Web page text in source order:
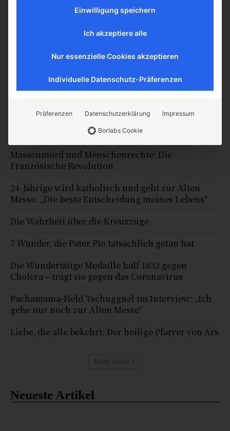
Neueste Artikel
Mythos Hexenverbrennungen: Fünf Irrtümer, die
Sie beachten sollten!
Massenmord und Menschenrechte: Die
Französische Revolution
24-Jährige wird katholisch und geht zur Alten
Messe: „Die beste Entscheidung meines Lebens“
Die Wahrheit über die Kreuzzüge
7 Wunder, die Pater Pio tatsächlich getan hat
Die Wundertätige Medaille half 1832 gegen
Cholera – tragt sie gegen das Coronavirus
Pachamama-Held Tschugguel im Interview: „Ich
gehe nur noch zur Alten Messe“
Liebe, die alle bekehrt: Der heilige Pfarrer von Ars
Mehr laden
Einwilligung speichern
Ich akzeptiere alle
Nur essenzielle Cookies akzeptieren
Individuelle Datenschutz-Präferenzen
Präferenzen Datenschutzerklärung Impressum
Borlabs Cookie